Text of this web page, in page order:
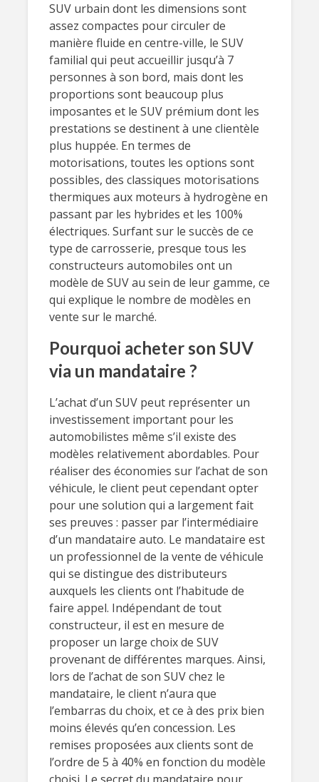
SUV urbain dont les dimensions sont
assez compactes pour circuler de
manière fluide en centre-ville, le SUV
familial qui peut accueillir jusqu’à 7
personnes à son bord, mais dont les
proportions sont beaucoup plus
imposantes et le SUV prémium dont les
prestations se destinent à une clientèle
plus huppée. En termes de
motorisations, toutes les options sont
possibles, des classiques motorisations
thermiques aux moteurs à hydrogène en
passant par les hybrides et les 100%
électriques. Surfant sur le succès de ce
type de carrosserie, presque tous les
constructeurs automobiles ont un
modèle de SUV au sein de leur gamme, ce
qui explique le nombre de modèles en
vente sur le marché.
Pourquoi acheter son SUV
via un mandataire ?
L’achat d’un SUV peut représenter un
investissement important pour les
automobilistes même s’il existe des
modèles relativement abordables. Pour
réaliser des économies sur l’achat de son
véhicule, le client peut cependant opter
pour une solution qui a largement fait
ses preuves : passer par l’intermédiaire
d’un mandataire auto. Le mandataire est
un professionnel de la vente de véhicule
qui se distingue des distributeurs
auxquels les clients ont l’habitude de
faire appel. Indépendant de tout
constructeur, il est en mesure de
proposer un large choix de SUV
provenant de différentes marques. Ainsi,
lors de l’achat de son SUV chez le
mandataire, le client n’aura que
l’embarras du choix, et ce à des prix bien
moins élevés qu’en concession. Les
remises proposées aux clients sont de
l’ordre de 5 à 40% en fonction du modèle